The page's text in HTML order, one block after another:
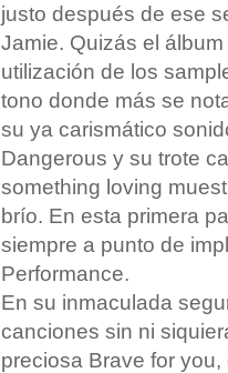
justo después de ese
Jamie. Quizás el
utilización de los
tono donde más se
su ya carismático
Dangerous y su trote
something loving
brío. En esta primera
siempre a punto de
Performance.
En su inmaculada
canciones sin ni
preciosa Brave for